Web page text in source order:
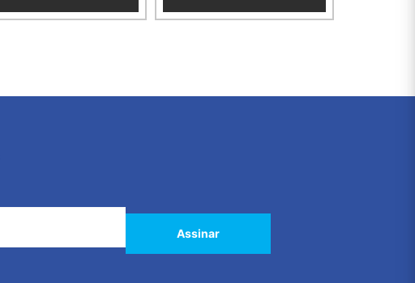
Assinar